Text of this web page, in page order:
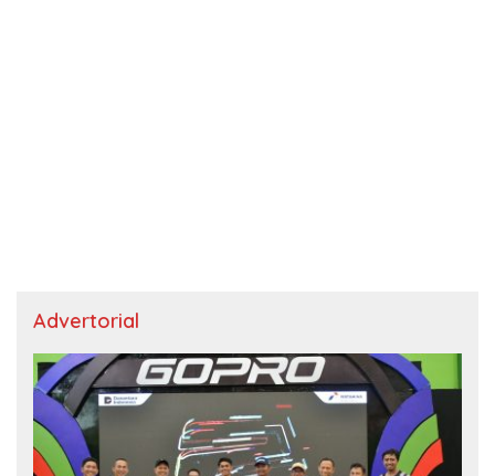
Advertorial